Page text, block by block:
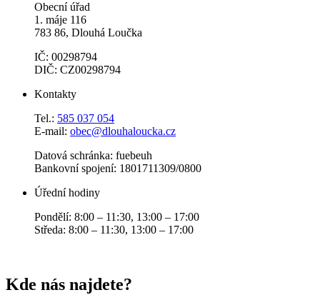
Obecní úřad
1. máje 116
783 86, Dlouhá Loučka
IČ: 00298794
DIČ: CZ00298794
Kontakty
Tel.: 585 037 054
E-mail: obec@dlouhaloucka.cz
Datová schránka: fuebeuh
Bankovní spojení: 1801711309/0800
Úřední hodiny
Pondělí: 8:00 – 11:30, 13:00 – 17:00
Středa: 8:00 – 11:30, 13:00 – 17:00
Kde nás najdete?